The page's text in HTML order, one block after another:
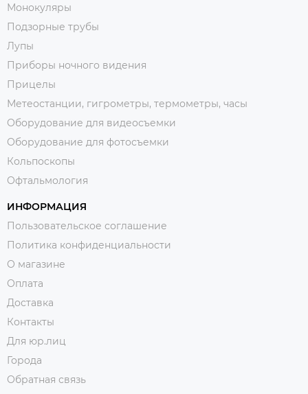
Монокуляры
Подзорные трубы
Лупы
Приборы ночного видения
Прицелы
Метеостанции, гигрометры, термометры, часы
Оборудование для видеосъемки
Оборудование для фотосъемки
Кольпоскопы
Офтальмология
ИНФОРМАЦИЯ
Пользовательское соглашение
Политика конфиденциальности
О магазине
Оплата
Доставка
Контакты
Для юр.лиц
Города
Обратная связь